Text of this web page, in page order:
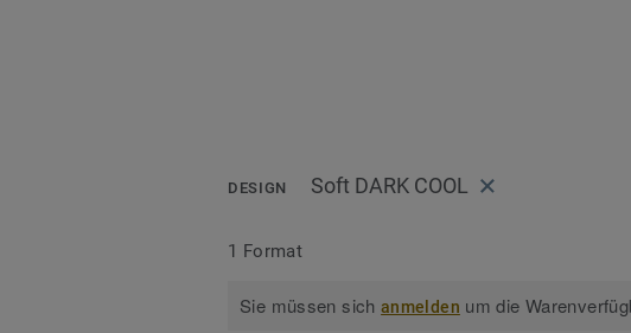
DESIGN Soft DARK COOL
1 Format
Sie müssen sichanmelden um die